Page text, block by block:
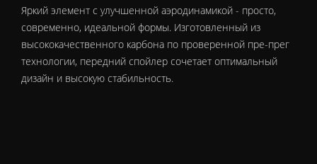
Яркий элемент с улучшенной аэродинамикой - просто,
современно, идеальной формы. Изготовленный из
высококачественного карбона по проверенной пре-прег
технологии, передний спойлер сочетает оптимальный
дизайн и высокую стабильность.